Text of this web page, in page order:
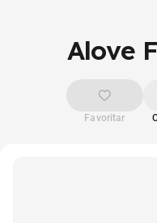
Alove
Favoritar